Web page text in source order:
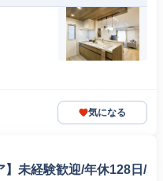
気になる
】未経験歓迎/年休128日/